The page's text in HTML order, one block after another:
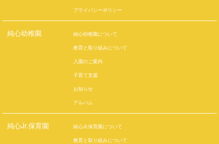
プライバシーポリシー
純心幼稚園
純心幼稚園について
教育と取り組みについて
入園のご案内
子育て支援
お知らせ
アルバム
純心Jr.保育園
純心Jr.保育園について
教育と取り組みについて